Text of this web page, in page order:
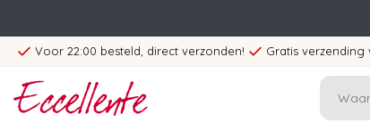
Voor 22:00 besteld, direct verzonden! Gratis